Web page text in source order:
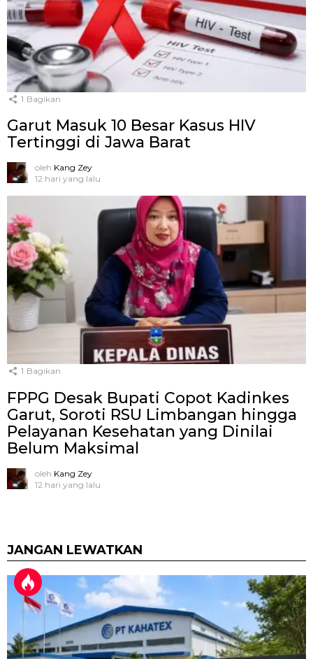
1 Bagikan
Garut Masuk 10 Besar Kasus HIV
Tertinggi di Jawa Barat
oleh Kang Zey
12 hari yang lalu
1 Bagikan
FPPG Desak Bupati Copot Kadinkes
Garut, Soroti RSU Limbangan hingga
Pelayanan Kesehatan yang Dinilai
Belum Maksimal
oleh Kang Zey
12 hari yang lalu
JANGAN LEWATKAN